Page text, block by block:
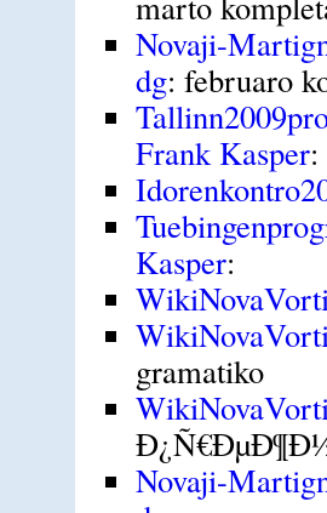
Novaji-
dg: februaro
Frank Kasper:
Kasper:
gramatiko
Novaji-